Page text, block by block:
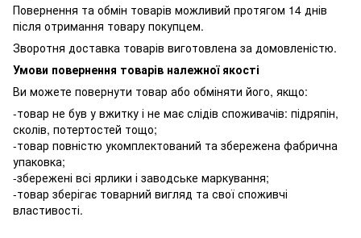
Повернення та обмін товарів можливий протягом 14 днів
після отримання товару покупцем.
Зворотня доставка товарів виготовлена ​​за домовленістю.
Умови повернення товарів належної якості
Ви можете повернути товар або обміняти його, якщо:
-товар не був у вжитку і не має слідів споживачів: підряпін,
сколів, потертостей тощо;
-товар повністю укомплектований та збережена фабрична
упаковка;
-збережені всі ярлики і заводське маркування;
-товар зберігає товарний вигляд та свої споживчі
властивості.